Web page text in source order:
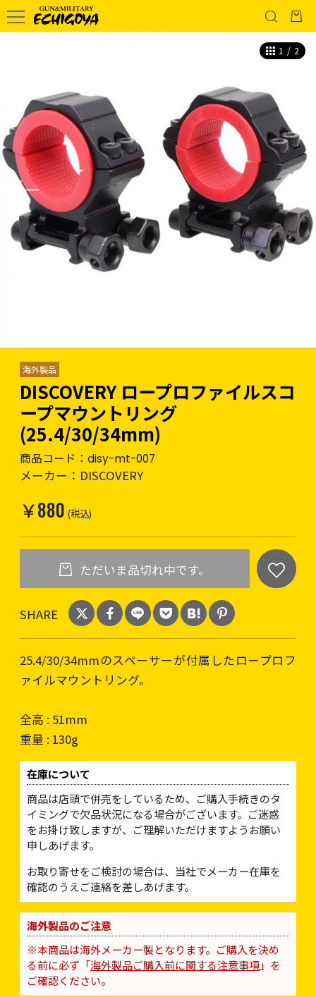
1 / 2
海外製品
DISCOVERY ロープロファイルスコ
ープマウントリング
(25.4/30/34mm)
商品コード： disy-mt-007
メーカー： DISCOVERY
￥880 (税込)
ただいま品切れ中です。
SHARE
25.4/30/34mmのスペーサーが付属したロープロフ
ァイルマウントリング。
全高 : 51mm
重量 : 130g
在庫について
商品は店頭で併売をしているため、ご購入手続きのタ
イミングで欠品状況になる場合がございます。ご迷惑
をお掛け致しますが、ご理解いただけますようお願い
申しあげます。
お取り寄せをご検討の場合は、当社でメーカー在庫を
確認のうえご連絡を差しあげます。
海外製品のご注意
※本商品は海外メーカー製となります。ご購入を決め
る前に必ず「海外製品ご購入前に関する注意事項」を
ご確認ください。